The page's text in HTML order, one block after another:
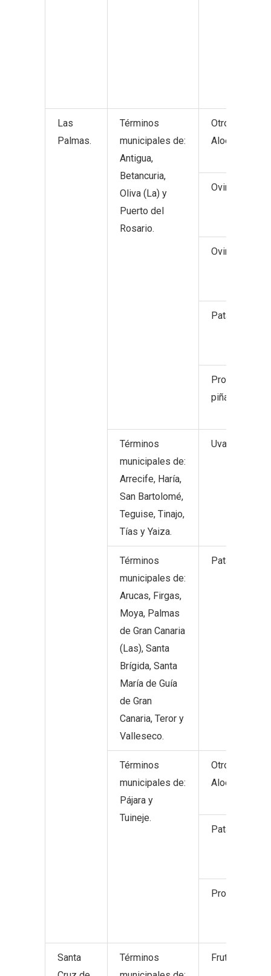
Las
Palmas.
Términos
municipales de:
Antigua,
Betancuria,
Oliva (La) y
Puerto del
Rosario.
Otros
Aloe Vera.
Ovino y
Ovino y
Patata.
Productos
piña tropical).
Términos
municipales de:
Arrecife, Haría,
San Bartolomé,
Teguise, Tinajo,
Tías y Yaiza.
Uva para vino
Términos
municipales de:
Arucas, Firgas,
Moya, Palmas
de Gran Canaria
(Las), Santa
Brígida, Santa
María de Guía
de Gran
Canaria, Teror y
Valleseco.
Patata.
Términos
municipales de:
Pájara y
Tuineje.
Otros
Aloe Vera.
Patata.
Productos
Santa
Términos
Frutos no